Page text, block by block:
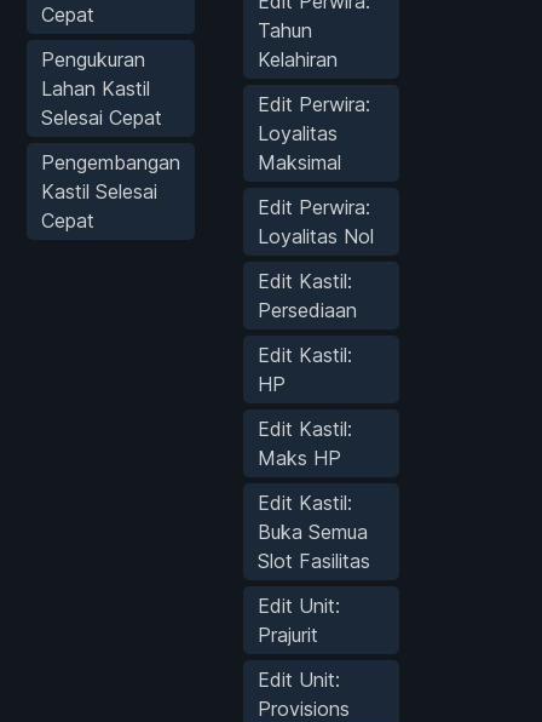
Cepat
Pengukuran
Lahan Kastil
Selesai Cepat
Pengembangan
Kastil Selesai
Cepat
Tahun
Kelahiran
Edit Perwira:
Loyalitas
Maksimal
Edit Perwira:
Loyalitas Nol
Edit Kastil:
Persediaan
Edit Kastil:
HP
Edit Kastil:
Maks HP
Edit Kastil:
Buka Semua
Slot Fasilitas
Edit Unit:
Prajurit
Edit Unit:
Provisions